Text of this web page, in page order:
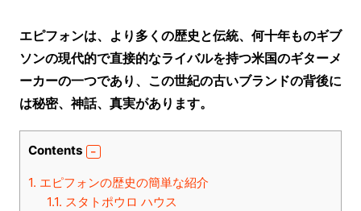
エピフォンは、より多くの歴史と伝統、何十年ものギブ
ソンの現代的で直接的なライバルを持つ米国のギターメ
ーカーの一つであり、この世紀の古いブランドの背後に
は秘密、神話、真実があります。
Contents
1. エピフォンの歴史の簡単な紹介
1.1. スタトポウロ ハウス